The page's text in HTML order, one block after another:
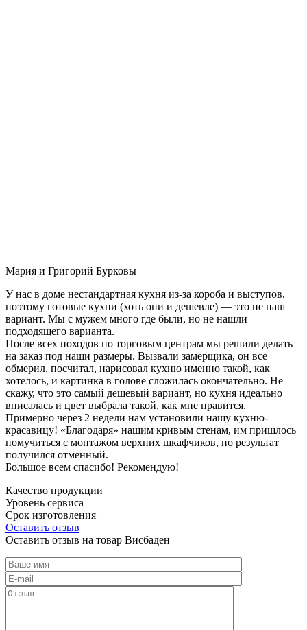
Мария и Григорий Бурковы
У нас в доме нестандартная кухня из-за короба и выступов,
поэтому готовые кухни (хоть они и дешевле) — это не наш
вариант. Мы с мужем много где были, но не нашли
подходящего варианта.
После всех походов по торговым центрам мы решили делать
на заказ под наши размеры. Вызвали замерщика, он все
обмерил, посчитал, нарисовал кухню именно такой, как
хотелось, и картинка в голове сложилась окончательно. Не
скажу, что это самый дешевый вариант, но кухня идеально
вписалась и цвет выбрала такой, как мне нравится.
Примерно через 2 недели нам установили нашу кухню-
красавицу! «Благодаря» нашим кривым стенам, им пришлось
помучиться с монтажом верхних шкафчиков, но результат
получился отменный.
Большое всем спасибо! Рекомендую!
Качество продукции
Уровень сервиса
Срок изготовления
Оставить отзыв
Оставить отзыв на товар Висбаден